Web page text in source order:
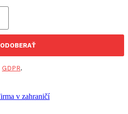
ODOBERAŤ
GDPR.